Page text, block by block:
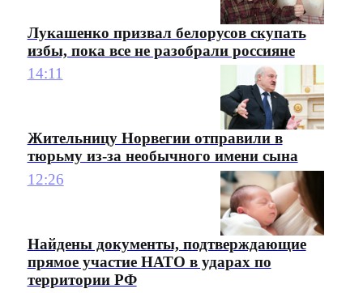
Лукашенко призвал белорусов скупать
избы, пока все не разобрали россияне
14:11
Жительницу Норвегии отправили в
тюрьму из-за необычного имени сына
12:26
Найдены документы, подтверждающие
прямое участие НАТО в ударах по
территории РФ